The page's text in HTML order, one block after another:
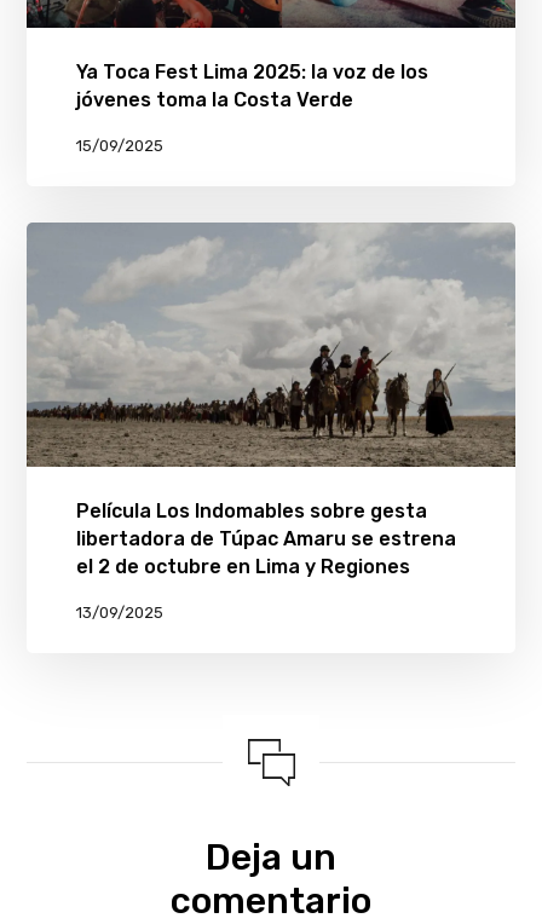
Ya Toca Fest Lima 2025: la voz de los
jóvenes toma la Costa Verde
15/09/2025
Película Los Indomables sobre gesta
libertadora de Túpac Amaru se estrena
el 2 de octubre en Lima y Regiones
13/09/2025
Deja un
comentario